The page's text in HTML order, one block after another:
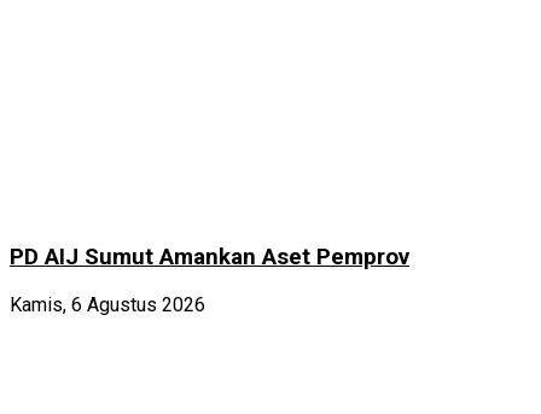
PD AIJ Sumut Amankan Aset Pemprov
Kamis, 6 Agustus 2026